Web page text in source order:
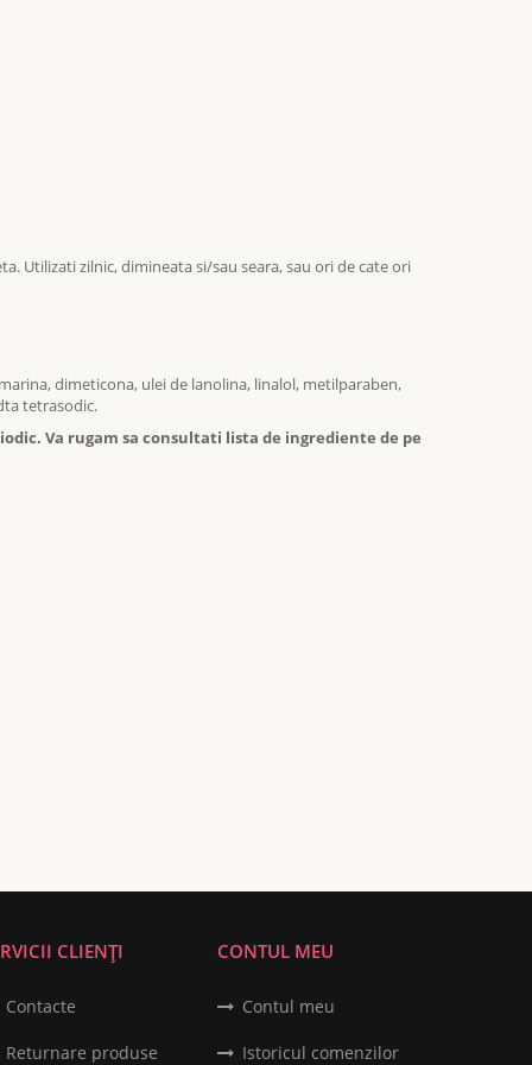
Utilizati zilnic, dimineata si/sau seara, sau ori de cate ori
dimeticona, ulei de lanolina, linalol, metilparaben,
tetrasodic.
Va rugam sa consultati lista de ingrediente de pe
CLIENȚI
Contacte
Returnare produse
CONTUL MEU
Contul meu
Istoricul comenzilor